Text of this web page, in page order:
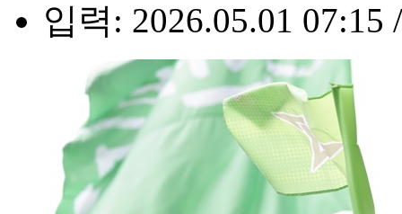
입력: 2026.05.01 07:15